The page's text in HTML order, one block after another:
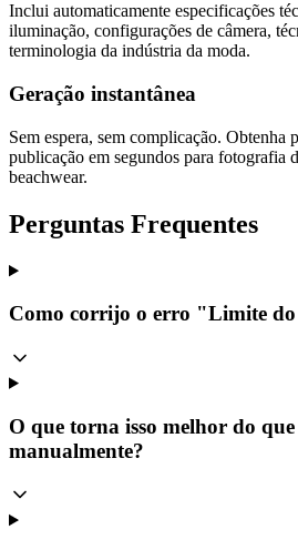
Inclui automaticamente especificações
iluminação, configurações de câmera,
terminologia da indústria da moda.
Geração instantânea
Sem espera, sem complicação. Obtenha
publicação em segundos para fotografia
beachwear.
Perguntas Frequentes
Como corrijo o erro "Limite
O que torna isso melhor do
manualmente?